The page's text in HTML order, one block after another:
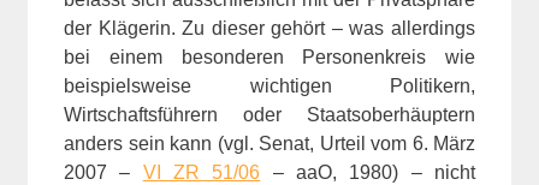
der Klägerin. Zu dieser gehört – was allerdings
bei einem besonderen Personenkreis wie
beispielsweise wichtigen Politikern,
Wirtschaftsführern oder Staatsoberhäuptern
anders sein kann (vgl. Senat, Urteil vom 6. März
2007 – VI ZR 51/06 – aaO, 1980) – nicht